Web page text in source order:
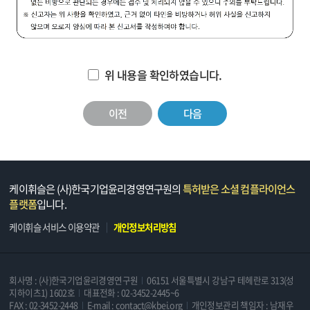
위 내용을 확인하였습니다.
이전 다음
케이휘슬은 (사)한국기업윤리경영연구원의특허받은 소셜 컴플라이언스
플랫폼입니다.
케이휘슬 서비스 이용약관 개인정보처리방침
회사명 : (사)한국기업윤리경영연구원
06151 서울특별시 강남구 테헤란로 313(성
지하이츠1) 1602호
대표전화 : 02-3452-2445~6
FAX : 02-3452-2448
E-mail : contact@kbei.org 개인정보관리 책임자 : 남재우